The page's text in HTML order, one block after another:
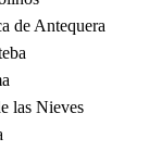
de Antequera
las Nieves